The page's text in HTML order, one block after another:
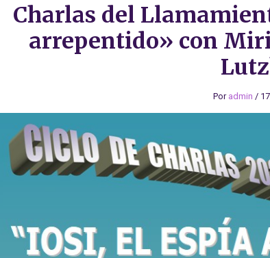
Charlas del
arrepentido» con
Por admin /